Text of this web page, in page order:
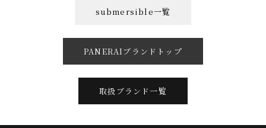
submersible一覧
PANERAIブランドトップ
取扱ブランド一覧